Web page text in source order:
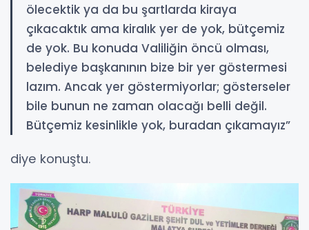
ölecektik ya da bu şartlarda kiraya
çıkacaktık ama kiralık yer de yok, bütçemiz
de yok. Bu konuda Valiliğin öncü olması,
belediye başkanının bize bir yer göstermesi
lazım. Ancak yer göstermiyorlar; gösterseler
bile bunun ne zaman olacağı belli değil.
Bütçemiz kesinlikle yok, buradan çıkamayız”
diye konuştu.